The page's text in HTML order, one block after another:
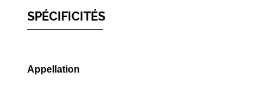
SPÉCIFICITÉS
Appellation